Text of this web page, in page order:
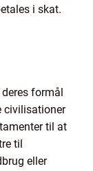
i skat.
formål
civilisationer
til at
til
eller